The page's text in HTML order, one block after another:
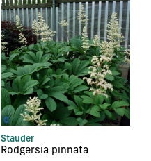
Stauder
Rodgersia pinnata